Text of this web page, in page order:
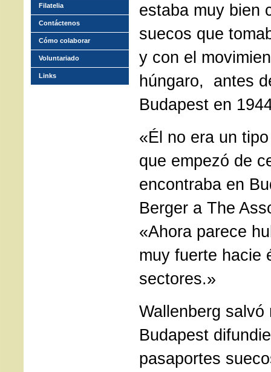
estaba muy bien
suecos que
y con el
húngaro, antes
Budapest en
«Él no era un
que empezó de
encontraba en
Berger a The
«Ahora parece
muy fuerte hacie
sectores.»
Wallenberg
Budapest
pasaportes
Filatelia
Contáctenos
Cómo colaborar
Voluntariado
Links